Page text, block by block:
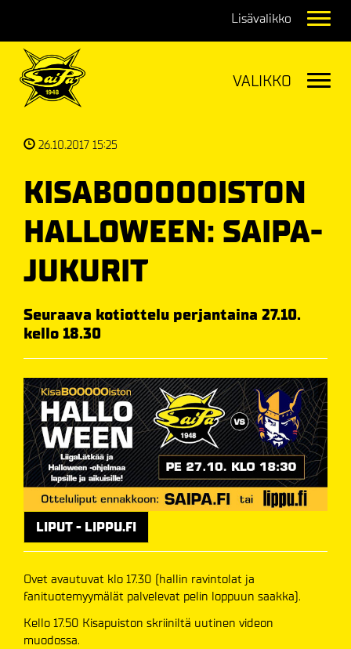
26.10.2017 15:25
KISABOOOOOISTON
HALLOWEEN: SAIPA-
JUKURIT
Seuraava kotiottelu perjantaina 27.10.
kello 18.30
LIPUT - LIPPU.FI
Ovet avautuvat klo 17.30 (hallin ravintolat ja
fanituotemyymälät palvelevat pelin loppuun saakka).
Kello 17.50 Kisapuiston skriiniltä uutinen videon
muodossa.